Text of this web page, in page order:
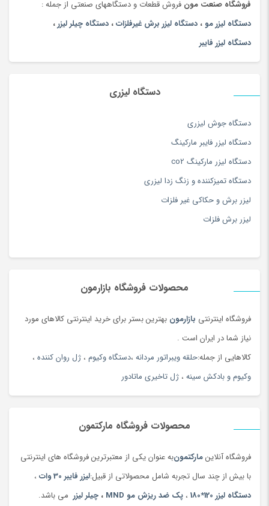
فروشگاه صنعت مون فروش قطعات و دستگاههای صنعتی از جمله :
دستگاه لیزر مو ، دستگاه لیزر برش غیرفلزات، دستگاه چیلر لیزر،
دستگاه لیزر فایبر
دستگاه لیزری
دستگاه جوش لیزری
دستگاه لیزر فایبر مارکینگ
دستگاه لیزر مارکینگ co2
دستگاه تمیزکننده و زنگ زدا لیزری
لیزر برش و حکاکی غیر فلزات
لیزر برش فلزات
محصولات فروشگاه بازارمون
فروشگاه اینترنتی بازارمون بهترین بستر برای خرید اینترنتی کالاهای مورد
نیاز شما در ایران است .
کالاهایی از جمله:حلقه ویبراتور مردانه ،دستگاه وکیوم ، ژل روان کننده ،
وکیوم و بادکش سینه ، ژل تاخیری ماتادور
محصولات فروشگاه مارکتمون
فروشگاه آنلاینمارکتمونبه عنوان یکی از معتبرترین فروشگاه های اینترنتی
با بیش از چند سال تجربه شامل محصولاتی از قبیل:لیزر فایبر 30 وات
،
دستگاه لیزر 120*180
، پک ضد ریزش مو MND ، چیلر لیزر می باشد.
منعکس کننده یک درصد از پرتو به عقب رساننده باشد. با این حال، برخی
از مواد به طور طبیعی به طور جزئی بازتابنده زمانی که جلا و بدون
پوشش.
عنوان کوپلینگ خروجی مورد استفاده قرار می گیرند، زیرا بازتاب های